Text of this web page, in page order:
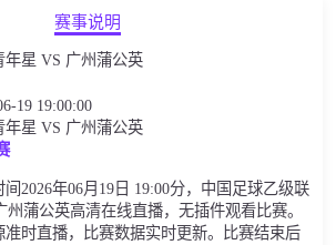
赛事说明
年星 VS 广州蒲公英
19 19:00:00
年星 VS 广州蒲公英
间2026年06月19日 19:00分，中国足球乙级联
蒲公英高清在线直播，无插件观看比赛。
时直播，比赛数据实时更新。比赛结束后